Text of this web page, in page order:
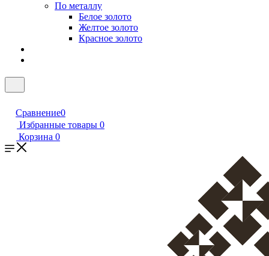
По металлу
Белое золото
Желтое золото
Красное золото
Сравнение0
Избранные товары 0
Корзина 0